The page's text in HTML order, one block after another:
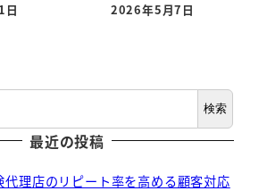
日
投稿日
2026年5月7日
検索
最近の投稿
代理店のリピート率を高める顧客対応